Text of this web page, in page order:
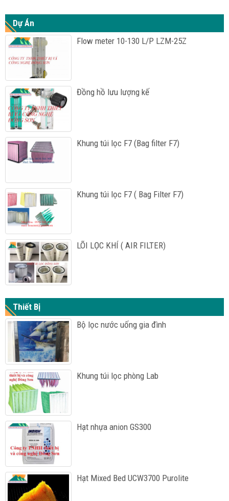
Dự Án
Flow meter 10-130 L/P LZM-25Z
Đồng hồ lưu lượng kế
Khung túi lọc F7 (Bag filter F7)
Khung túi lọc F7 ( Bag Filter F7)
LÕI LỌC KHÍ ( AIR FILTER)
Thiết Bị
Bộ lọc nước uống gia đình
Khung túi lọc phòng Lab
Hạt nhựa anion GS300
Hạt Mixed Bed UCW3700 Purolite